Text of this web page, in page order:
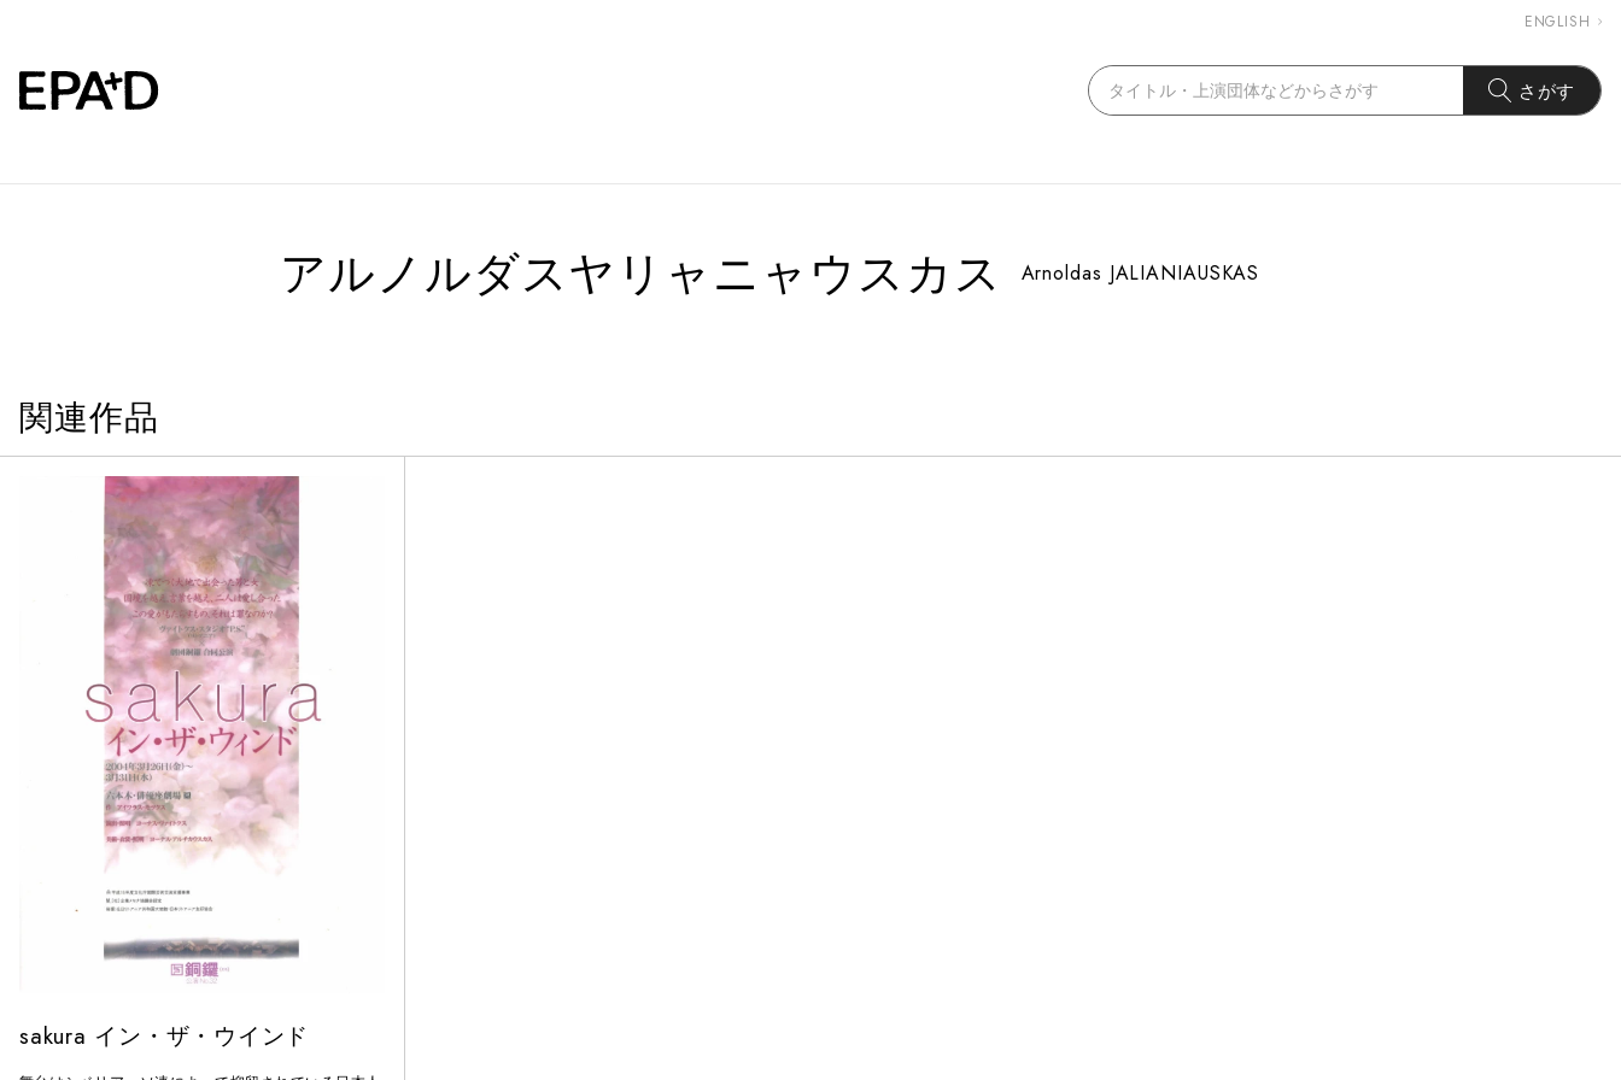
ENGLISH
さがす
アルノルダスヤリャニャウスカス Arnoldas JALIANIAUSKAS
関連作品
sakura イン・ザ・ウインド